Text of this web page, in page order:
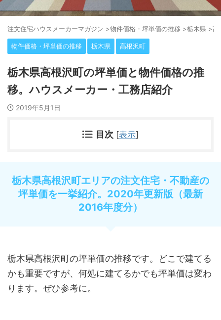
注⽂住宅ハウスメーカーマガジン >物件価格・坪単価の推移 >栃木県 >高
物件価格・坪単価の推移 栃木県 高根沢町
栃木県高根沢町の坪単価と物件価格の推
移。ハウスメーカー・工務店紹介
2019年5月1日
目次 [表示]
栃木県高根沢町エリアの注文住宅・不動産の
坪単価を一挙紹介。2020年更新版（最新
2016年度分）
栃木県高根沢町の坪単価の推移です。どこで建てる
かも重要ですが、何処に建てるかでも坪単価は変わ
ります。ぜひ参考に。